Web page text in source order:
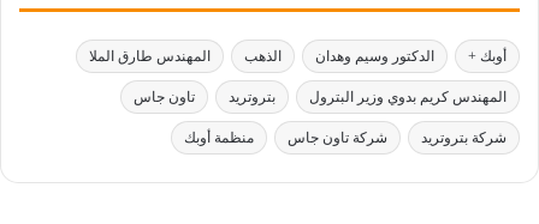
أوبك + الدكتور وسيم وهدان الذهب المهندس طارق الملا
المهندس كريم بدوي وزير البترول بتروتريد تاون جاس
شركة بتروتريد شركة تاون جاس منظمة أوبك